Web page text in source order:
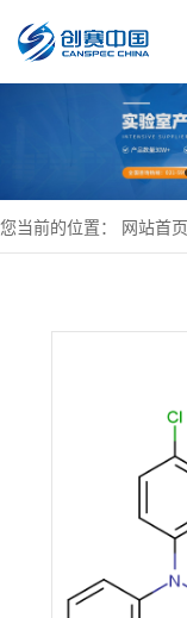
您当前的位置： 网站首页